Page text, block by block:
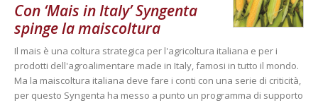
Con ‘Mais in Italy’ Syngenta
spinge la maiscoltura
Il mais è una coltura strategica per l'agricoltura italiana e per i
prodotti dell'agroalimentare made in Italy, famosi in tutto il mondo.
Ma la maiscoltura italiana deve fare i conti con una serie di criticità,
per questo Syngenta ha messo a punto un programma di supporto